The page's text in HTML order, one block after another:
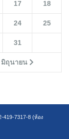
มิถุนายน
17 18
24 25
31
419-7317-8 (ห้อง